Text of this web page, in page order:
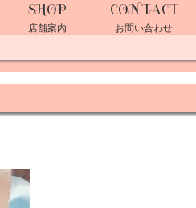
SHOP
店舗案内
CONTACT
お問い合わせ